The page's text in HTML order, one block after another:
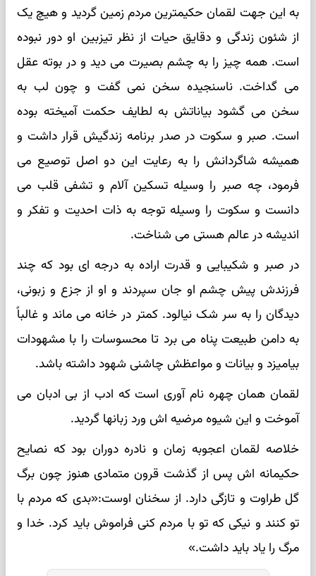
به این جهت لقمان حکیمترین مردم زمین گردید و هیچ یک
از شئون زندگی و دقایق حیات از نظر تیزبین او دور نبوده
است. همه چیز را به چشم بصیرت می دید و در بوته عقل
می گداخت. ناسنجیده سخن نمی گفت و چون لب به
سخن می گشود بیاناتش به لطایف حکمت آمیخته بوده
است. صبر و سکوت در صدر برنامه زندگیش قرار داشت و
همیشه شاگردانش را به رعایت این دو اصل توصیع می
فرمود، چه صبر را وسیله تسکین آلام و تشفی قلب می
دانست و سکوت را وسیله توجه به ذات احدیت و تفکر و
اندیشه در عالم هستی می شناخت.
در صبر و شکیبایی و قدرت اراده به درجه ای بود که چند
فرزندش پیش چشم او جان سپردند و او از جزع و زبونی،
دیدگان را به سر شک نیالود. کمتر در خانه می ماند و غالباً
به دامن طبیعت پناه می برد تا محسوسات را با مشهودات
بیامیزد و بیانات و مواعظش چاشنی شهود داشته باشد.
لقمان همان چهره نام آوری است که ادب از بی ادبان می
آموخت و این شیوه مرضیه اش ورد زبانها گردید.
خلاصه لقمان اعجوبه زمان و نادره دوران بود که نصایح
حکیمانه اش پس از گذشت قرون متمادی هنوز چون برگ
گل طراوت و تازگی دارد. از سخنان اوست:«بدی که مردم با
تو کنند و نیکی که تو با مردم کنی فراموش باید کرد. خدا و
مرگ را یاد باید داشت.»